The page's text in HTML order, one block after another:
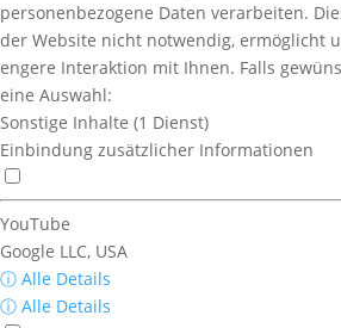
personenbezogene Daten verarbeiten.
der Website nicht notwendig, ermöglicht
engere Interaktion mit Ihnen. Falls
eine Auswahl:
Sonstige Inhalte (1 Dienst)
Einbindung zusätzlicher Informationen
YouTube
Google LLC, USA
ⓘ Alle Details
ⓘ Alle Details